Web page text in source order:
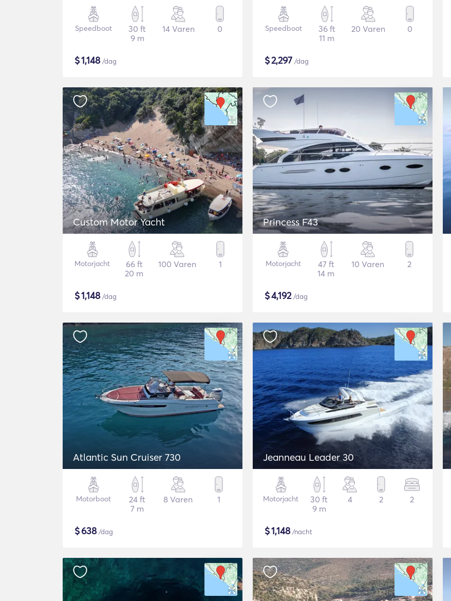
Speedboot
30 ft
9 m
14 Varen 0
$1,148/dag
Speedboot
36 ft
11 m
20 Varen 0
$2,297 /dag
Custom Motor Yacht
Motorjacht
66 ft
20 m
100 Varen 1
$1,148/dag
Princess F43
Motorjacht
47 ft
14 m
10 Varen 2
$4,192/dag
Atlantic Sun Cruiser 730
Motorboot
24 ft
7 m
8 Varen 1
$638/dag
Jeanneau Leader 30
Motorjacht
30 ft
9 m
4 2 2
$1,148/nacht